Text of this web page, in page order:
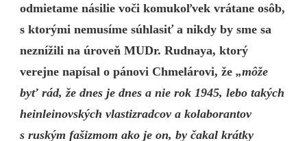
odmietame násilie voči komukoľvek vrátane osôb,
s ktorými nemusíme súhlasiť a nikdy by sme sa
neznížili na úroveň MUDr. Rudnaya, ktorý
verejne napísal o pánovi Chmelárovi, že „môže
byť rád, že dnes je dnes a nie rok 1945, lebo takých
heinleinovských vlastizradcov a kolaborantov
s ruským fašizmom ako je on, by čakal krátky